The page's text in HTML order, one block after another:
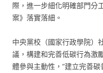
際，進一步細化明確部門分
案》落實落細。
中央黨校（國家行政學院）
議，構建和完善低碳行為激
體參與主動性，“建立完善